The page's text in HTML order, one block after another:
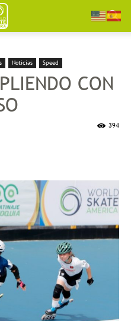
Noticias Speed
CON
394